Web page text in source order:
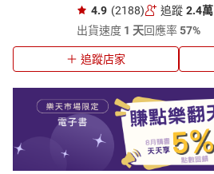
4.9 (2188) 追蹤 2.4萬
出貨速度 1 天回應率57%
追蹤店家